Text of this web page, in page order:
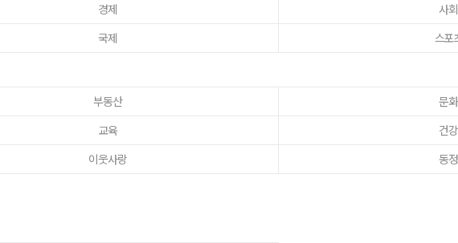
경제
사회
국제
스포
부동산
문화
교육
건강
이웃사랑
동정